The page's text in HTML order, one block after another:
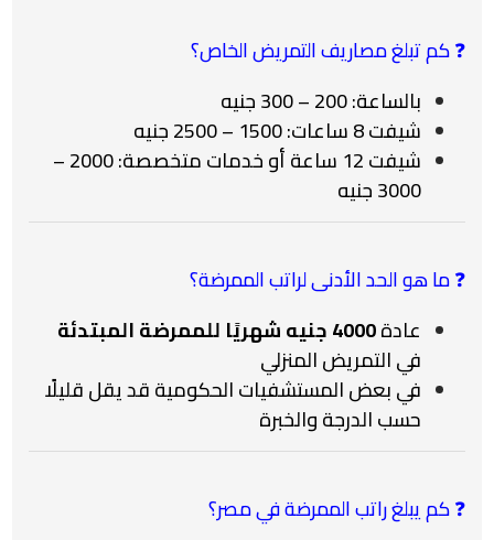
❓ كم تبلغ مصاريف التمريض الخاص؟
بالساعة: 200 – 300 جنيه
شيفت 8 ساعات: 1500 – 2500 جنيه
شيفت 12 ساعة أو خدمات متخصصة: 2000 –
3000 جنيه
❓ ما هو الحد الأدنى لراتب الممرضة؟
عادة4000 جنيه شهريًا للممرضة المبتدئة
في التمريض المنزلي
في بعض المستشفيات الحكومية قد يقل قليلًا
حسب الدرجة والخبرة
❓ كم يبلغ راتب الممرضة في مصر؟